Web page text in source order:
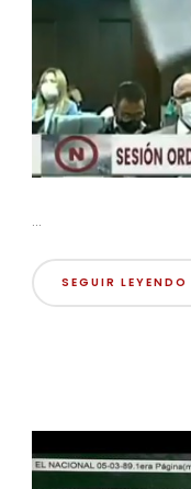
...
SEGUIR LEYENDO